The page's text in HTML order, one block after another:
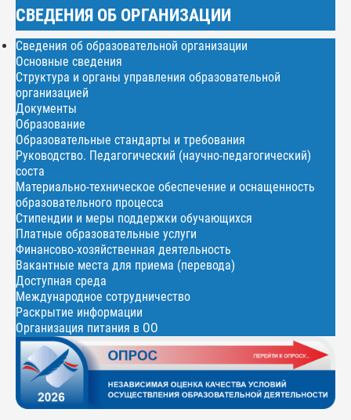
СВЕДЕНИЯ ОБ ОРГАНИЗАЦИИ
Сведения об образовательной организации
Основные сведения
Структура и органы управления образовательной
организацией
Документы
Образование
Образовательные стандарты и требования
Руководство. Педагогический (научно-педагогический)
соста
Материально-техническое обеспечение и оснащенность
образовательного процесса
Стипендии и меры поддержки обучающихся
Платные образовательные услуги
Финансово-хозяйственная деятельность
Вакантные места для приема (перевода)
Доступная среда
Международное сотрудничество
Раскрытие информации
Организация питания в ОО